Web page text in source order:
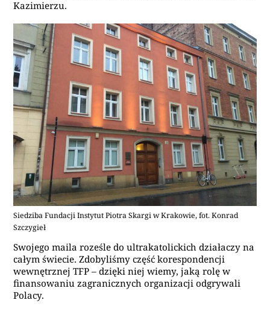
Kazimierzu.
Siedziba Fundacji Instytut Piotra Skargi w Krakowie, fot. Konrad
Szczygieł
Swojego maila roześle do ultrakatolickich działaczy na
całym świecie. Zdobyliśmy część korespondencji
wewnętrznej TFP – dzięki niej wiemy, jaką rolę w
finansowaniu zagranicznych organizacji odgrywali
Polacy.